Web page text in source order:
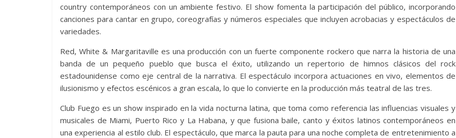
country contemporáneos con un ambiente festivo. El show fomenta la participación del público, incorporando
canciones para cantar en grupo, coreografías y números especiales que incluyen acrobacias y espectáculos de
variedades.
Red, White & Margaritaville es una producción con un fuerte componente rockero que narra la historia de una
banda de un pequeño pueblo que busca el éxito, utilizando un repertorio de himnos clásicos del rock
estadounidense como eje central de la narrativa. El espectáculo incorpora actuaciones en vivo, elementos de
ilusionismo y efectos escénicos a gran escala, lo que lo convierte en la producción más teatral de las tres.
Club Fuego es un show inspirado en la vida nocturna latina, que toma como referencia las influencias visuales y
musicales de Miami, Puerto Rico y La Habana, y que fusiona baile, canto y éxitos latinos contemporáneos en
una experiencia al estilo club. El espectáculo, que marca la pauta para una noche completa de entretenimiento a